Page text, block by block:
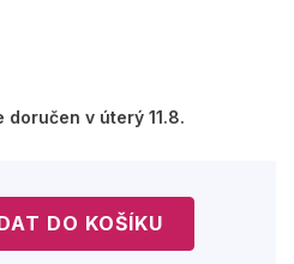
v úterý 11.8.